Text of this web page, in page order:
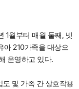
1월부터 매월 둘째, 넷
아 210가족을 대상으
운영하고 있다.
및 가족 간 상호작용